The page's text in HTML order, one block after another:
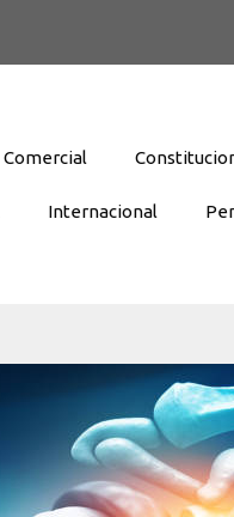
Comercial
Internacional